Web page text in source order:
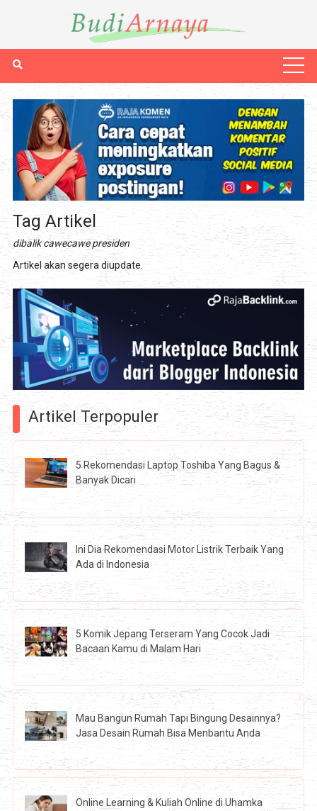
Tag Artikel
dibalik cawecawe presiden
Artikel akan segera diupdate.
Artikel Terpopuler
5 Rekomendasi Laptop Toshiba Yang Bagus &
Banyak Dicari
Ini Dia Rekomendasi Motor Listrik Terbaik Yang
Ada di Indonesia
5 Komik Jepang Terseram Yang Cocok Jadi
Bacaan Kamu di Malam Hari
Mau Bangun Rumah Tapi Bingung Desainnya?
Jasa Desain Rumah Bisa Menbantu Anda
Online Learning & Kuliah Online di Uhamka